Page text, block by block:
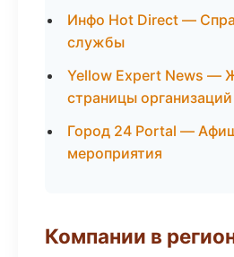
Инфо Hot Direct —
службы
Yellow Expert News —
страницы организаций
Город 24 Portal —
мероприятия
Компании в